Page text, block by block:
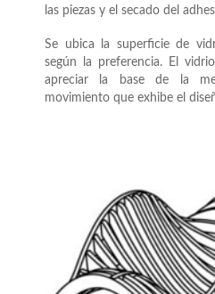
las piezas y el secado del
Se ubica la superficie de
según la preferencia. El
apreciar la base de la
movimiento que exhibe el